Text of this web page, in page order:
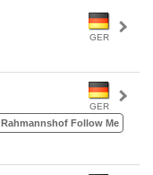
GER
GER
Rahmannshof Follow Me